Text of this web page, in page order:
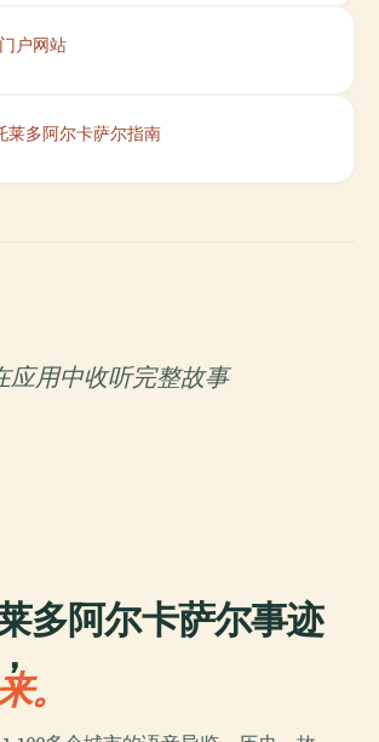
户网站
莱多阿尔卡萨尔指南
应用中收听完整故事
多阿尔卡萨尔事迹
。